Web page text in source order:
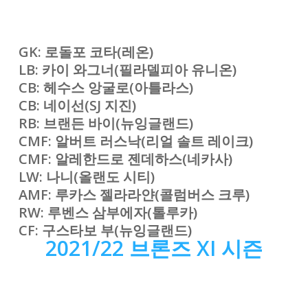
GK: 로돌포 코타(레온)
LB: 카이 와그너(필라델피아 유니온)
CB: 헤수스 앙굴로(아틀라스)
CB: 네이선(SJ 지진)
RB: 브랜든 바이(뉴잉글랜드)
CMF: 알버트 러스낙(리얼 솔트 레이크)
CMF: 알레한드로 젠데하스(네카사)
LW: 나니(올랜도 시티)
AMF: 루카스 젤라라얀(콜럼버스 크루)
RW: 루벤스 삼부에자(톨루카)
CF: 구스타보 부(뉴잉글랜드)
2021/22 브론즈 XI 시즌